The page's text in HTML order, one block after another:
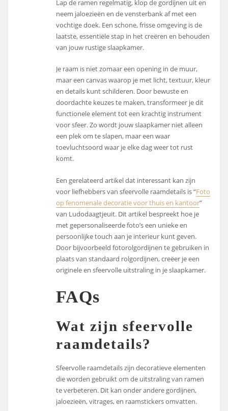
Lap de ramen regelmatig, klop de gordijnen uit en
neem jaloezieën en de vensterbank af met een
vochtige doek. Een schone, frisse omgeving is de
laatste, essentiële stap in het creëren en behouden
van jouw rustige slaapkamer.
Je raam is niet zomaar een opening in de muur,
maar een canvas waarop je met licht, textuur, kleur
en details kunt schilderen. Door bewuste en
doordachte keuzes te maken, transformeer je dit
functionele element tot een krachtig instrument
voor sfeer. Zo wordt jouw slaapkamer niet alleen
een plek om te slapen, maar een waar
toevluchtsoord waar je elke dag weer tot rust
komt.
Een gerelateerd artikel dat interessant kan zijn
voor liefhebbers van sfeervolle raamdetails is “Foto
op fenomenale decoratie voor thuis en kantoor”
van Ludodaagtjeuit. Dit artikel bespreekt hoe je
met gepersonaliseerde foto’s een unieke en
persoonlijke touch aan je interieur kunt geven.
Door bijvoorbeeld fotorolgordijnen te gebruiken in
plaats van standaard rolgordijnen, creëer je een
originele en sfeervolle uitstraling in je slaapkamer.
FAQs
Wat zijn sfeervolle
raamdetails?
Sfeervolle raamdetails zijn decoratieve elementen
die worden gebruikt om de uitstraling van ramen
te verbeteren. Dit kan onder andere gordijnen,
jaloezieën, vitrages, en raamstickers omvatten.